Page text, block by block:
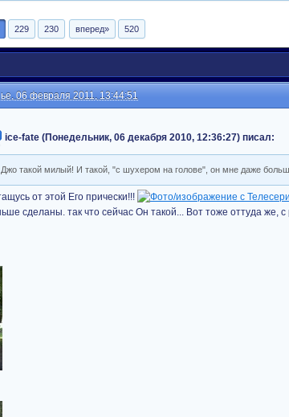
229 230 вперед» 520
06 февраля 2011, 13:44:51
ice-fate (Понедельник, 06 декабря 2010, 12:36:27) писал:
такой милый! И такой, "с шухером на голове", он мне даже
от этой Его прически!!!
сделаны. так что сейчас Он такой... Вот тоже оттуда же, с